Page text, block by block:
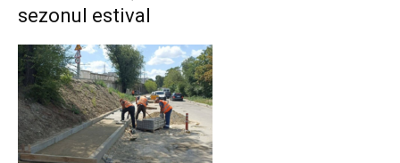
sezonul estival